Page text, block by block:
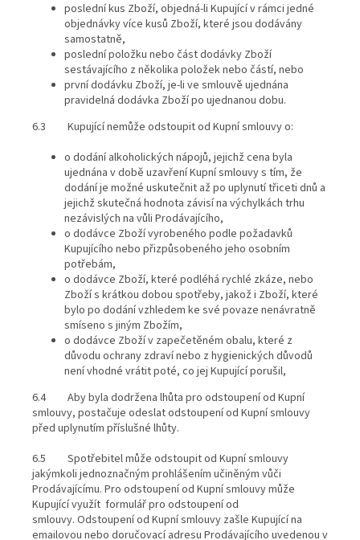
poslední kus Zboží, objedná-li Kupující v rámci jedné
objednávky více kusů Zboží, které jsou dodávány
samostatně,
poslední položku nebo část dodávky Zboží
sestávajícího z několika položek nebo částí, nebo
první dodávku Zboží, je-li ve smlouvě ujednána
pravidelná dodávka Zboží po ujednanou dobu.
6.3 Kupující nemůže odstoupit od Kupní smlouvy o:
o dodání alkoholických nápojů, jejichž cena byla
ujednána v době uzavření Kupní smlouvy s tím, že
dodání je možné uskutečnit až po uplynutí třiceti dnů a
jejichž skutečná hodnota závisí na výchylkách trhu
nezávislých na vůli Prodávajícího,
o dodávce Zboží vyrobeného podle požadavků
Kupujícího nebo přizpůsobeného jeho osobním
potřebám,
o dodávce Zboží, které podléhá rychlé zkáze, nebo
Zboží s krátkou dobou spotřeby, jakož i Zboží, které
bylo po dodání vzhledem ke své povaze nenávratně
smíseno s jiným Zbožím,
o dodávce Zboží v zapečetěném obalu, které z
důvodu ochrany zdraví nebo z hygienických důvodů
není vhodné vrátit poté, co jej Kupující porušil,
6.4 Aby byla dodržena lhůta pro odstoupení od Kupní
smlouvy, postačuje odeslat odstoupení od Kupní smlouvy
před uplynutím příslušné lhůty.
6.5 Spotřebitel může odstoupit od Kupní smlouvy
jakýmkoli jednoznačným prohlášením učiněným vůči
Prodávajícímu. Pro odstoupení od Kupní smlouvy může
Kupující využít formulář pro odstoupení od
smlouvy. Odstoupení od Kupní smlouvy zašle Kupující na
emailovou nebo doručovací adresu Prodávajícího uvedenou v